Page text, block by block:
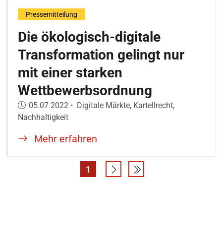
Die ökologisch-digitale
Transformation gelingt nur
mit einer starken
Wettbewerbsordnung
Veröffentlicht am:
05.07.2022 • Digitale Märkte, Kartellrecht,
Nachhaltigkeit
Pressemitteilung
Mehr erfahren
Seite
1
Eine Seite vor
Letzte